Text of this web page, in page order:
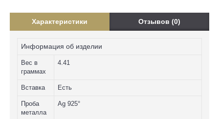
Характеристики Отзывов (0)
Информация об изделии
Вес в
граммах
4.41
Вставка Есть
Проба
металла
Ag 925°